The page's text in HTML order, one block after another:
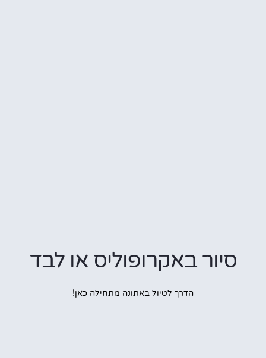
באקרופוליס או לבד
הדרך לטיול באתונה מתחילה כאן!